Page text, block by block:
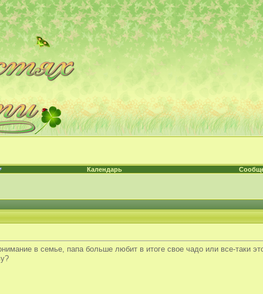
Календарь
в семье, папа больше любит в итоге свое чадо или все-таки